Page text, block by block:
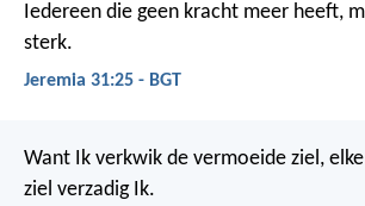
Iedereen die geen kracht meer heeft,
sterk.
Jeremia 31:25 - BGT
Want Ik verkwik de vermoeide ziel,
ziel verzadig Ik.